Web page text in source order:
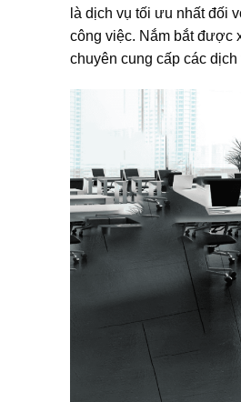
là dịch vụ tối ưu nhất đối
công việc. Nắm bắt được
chuyên cung cấp các dịch